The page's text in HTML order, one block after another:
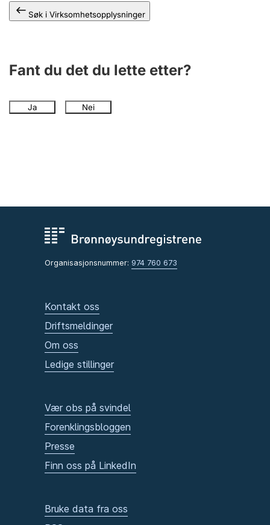
Søk i Virksomhetsopplysninger
Fant du det du lette etter?
Ja Nei
Organisasjonsnummer: 974 760 673
Kontakt oss
Driftsmeldinger
Om oss
Ledige stillinger
Vær obs på svindel
Forenklingsbloggen
Presse
Finn oss på LinkedIn
Bruke data fra oss